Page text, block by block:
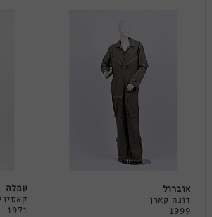
אוברול
דונה קארן
1999
שמלה
1971